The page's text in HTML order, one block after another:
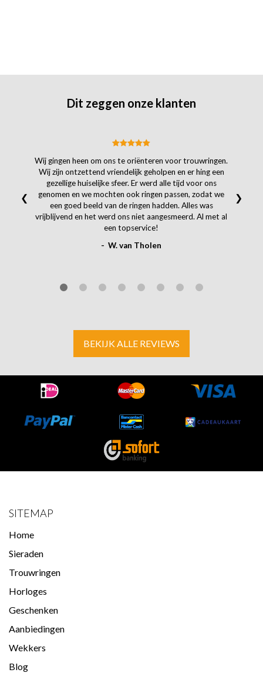
Dit zeggen onze klanten
Wij gingen heen om ons te oriënteren voor trouwringen.
Wij zijn ontzettend vriendelijk geholpen en er hing een
gezellige huiselijke sfeer. Er werd alle tijd voor ons
genomen en we mochten ook ringen passen, zodat we
een goed beeld van de ringen hadden. Alles was
vrijblijvend en het werd ons niet aangesmeerd. Al met al
een topservice!
- W. van Tholen
❮ ❯
BEKIJK ALLE REVIEWS
SITEMAP
Home
Sieraden
Trouwringen
Horloges
Geschenken
Aanbiedingen
Wekkers
Blog